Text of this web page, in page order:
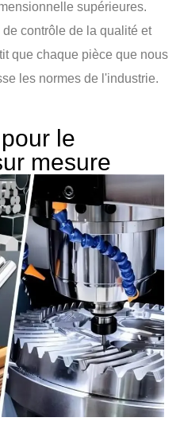
supérieures.
contrôle de la qualité et
que chaque pièce que nous
les normes de l'industrie.
le
mesure